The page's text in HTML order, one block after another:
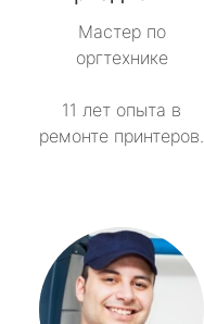
Мастер по
оргтехнике
11 лет опыта в
ремонте принтеров.